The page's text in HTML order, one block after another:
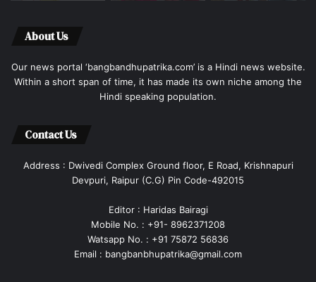
About Us
Our news portal ‘bangbandhupatrika.com’ is a Hindi news website.
Within a short span of time, it has made its own niche among the
Hindi speaking population.
Contact Us
Address : Dwivedi Complex Ground floor, E Road, Krishnapuri
Devpuri, Raipur (C.G) Pin Code-492015
Editor : Haridas Bairagi
Mobile No. : +91- 8962371208
Watsapp No. : +91 75872 56836
Email : bangbanbhupatrika@gmail.com